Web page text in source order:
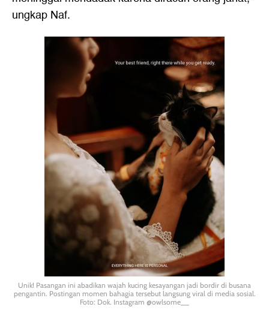
ungkap Naf.
Unik! Pasangan ini abadikan wajah kucing kesayangan jadi bordir di busana
pengantin. Postingan momen bahagia tersebut langsung viral di media sosial.
Foto: Dok. Instagram @owlsome__